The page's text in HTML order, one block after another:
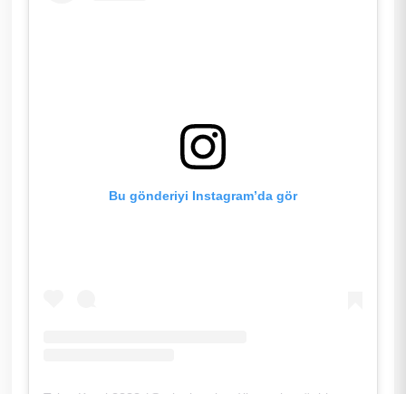
Bu gönderiyi Instagram’da gör